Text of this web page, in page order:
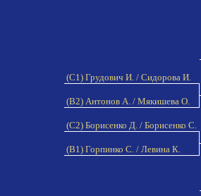
(C1) Грудович И. / Сидорова И.
(B2) Антонов А. / Мякишева О.
(C2) Борисенко Д. / Борисенко С.
(B1) Горпинко С. / Левина К.